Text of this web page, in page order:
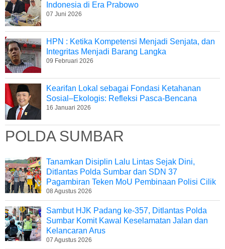
Indonesia di Era Prabowo
07 Juni 2026
HPN : Ketika Kompetensi Menjadi Senjata, dan
Integritas Menjadi Barang Langka
09 Februari 2026
Kearifan Lokal sebagai Fondasi Ketahanan
Sosial–Ekologis: Refleksi Pasca-Bencana
16 Januari 2026
POLDA SUMBAR
Tanamkan Disiplin Lalu Lintas Sejak Dini,
Ditlantas Polda Sumbar dan SDN 37
Pagambiran Teken MoU Pembinaan Polisi Cilik
08 Agustus 2026
Sambut HJK Padang ke-357, Ditlantas Polda
Sumbar Komit Kawal Keselamatan Jalan dan
Kelancaran Arus
07 Agustus 2026